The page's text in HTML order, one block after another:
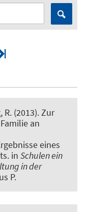
R. (2013). Zur
an
eines
. in Schulen ein
in der
P.